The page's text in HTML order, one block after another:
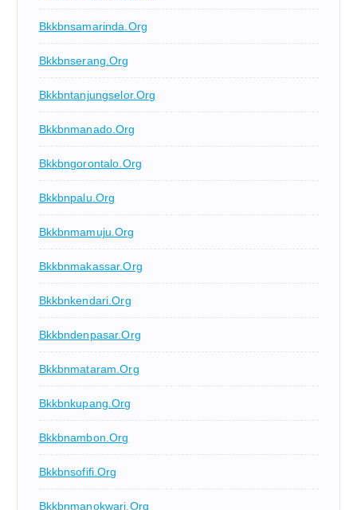
Bkkbnsamarinda.org
Bkkbnserang.org
Bkkbntanjungselor.org
Bkkbnmanado.org
Bkkbngorontalo.org
Bkkbnpalu.org
Bkkbnmamuju.org
Bkkbnmakassar.org
Bkkbnkendari.org
Bkkbndenpasar.org
Bkkbnmataram.org
Bkkbnkupang.org
Bkkbnambon.org
Bkkbnsofifi.org
Bkkbnmanokwari.org